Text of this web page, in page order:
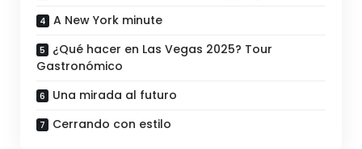
A New York minute
¿Qué hacer en Las Vegas 2025? Tour
Gastronómico
Una mirada al futuro
Cerrando con estilo